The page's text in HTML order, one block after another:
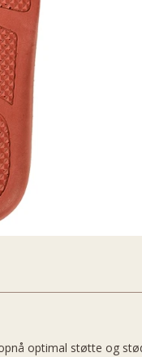
optimal støtte og